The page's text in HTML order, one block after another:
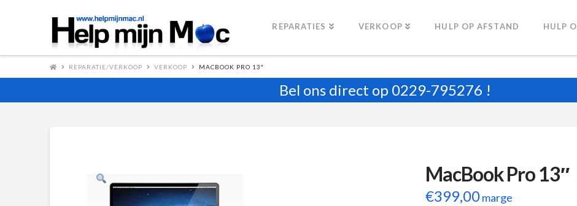
REPARATIES VERKOOP HULP OP AFSTAND HULP
REPARATIE/VERKOOP VERKOOP MACBOOK PRO 13″
Bel ons direct op 0229-795276 !
MacBook Pro 13″
€399,00marge